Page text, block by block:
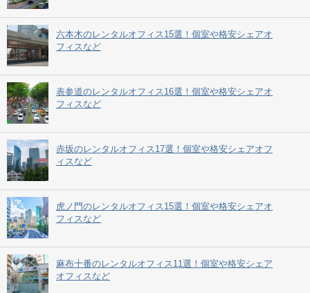
六本木のレンタルオフィス15選！個室や格安シェアオ
フィスなど
表参道のレンタルオフィス16選！個室や格安シェアオ
フィスなど
赤坂のレンタルオフィス17選！個室や格安シェアオフ
ィスなど
虎ノ門のレンタルオフィス15選！個室や格安シェアオ
フィスなど
麻布十番のレンタルオフィス11選！個室や格安シェア
オフィスなど